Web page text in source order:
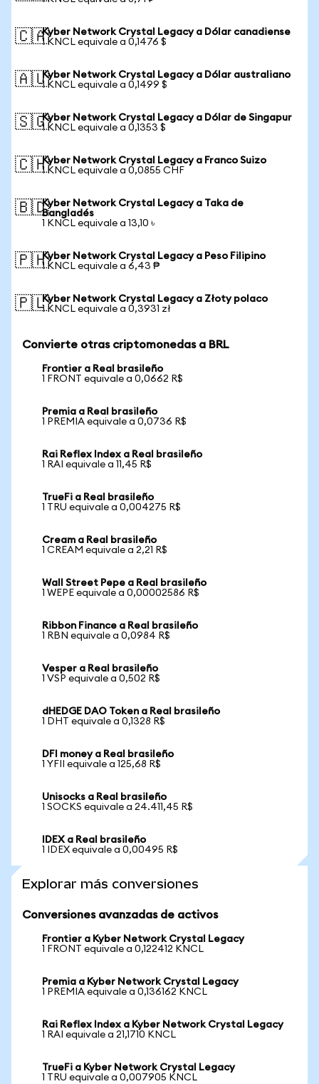
🇨🇦Kyber Network Crystal Legacy a Dólar canadiense
1 KNCL equivale a 0,1476 $
🇦🇺Kyber Network Crystal Legacy a Dólar australiano
1 KNCL equivale a 0,1499 $
🇸🇬Kyber Network Crystal Legacy a Dólar de Singapur
1 KNCL equivale a 0,1353 $
🇨🇭Kyber Network Crystal Legacy a Franco Suizo
1 KNCL equivale a 0,0855 CHF
🇧🇩Kyber Network Crystal Legacy a Taka de
Bangladés
1 KNCL equivale a 13,10 ৳
🇵🇭Kyber Network Crystal Legacy a Peso Filipino
1 KNCL equivale a 6,43 ₱
🇵🇱Kyber Network Crystal Legacy a Złoty polaco
1 KNCL equivale a 0,3931 zł
Convierte otras criptomonedas a BRL
Frontier a Real brasileño
1 FRONT equivale a 0,0662 R$
Premia a Real brasileño
1 PREMIA equivale a 0,0736 R$
Rai Reflex Index a Real brasileño
1 RAI equivale a 11,45 R$
TrueFi a Real brasileño
1 TRU equivale a 0,004275 R$
Cream a Real brasileño
1 CREAM equivale a 2,21 R$
Wall Street Pepe a Real brasileño
1 WEPE equivale a 0,00002586 R$
Ribbon Finance a Real brasileño
1 RBN equivale a 0,0984 R$
Vesper a Real brasileño
1 VSP equivale a 0,502 R$
dHEDGE DAO Token a Real brasileño
1 DHT equivale a 0,1328 R$
DFI money a Real brasileño
1 YFII equivale a 125,68 R$
Unisocks a Real brasileño
1 SOCKS equivale a 24.411,45 R$
IDEX a Real brasileño
1 IDEX equivale a 0,00495 R$
Explorar más conversiones
Conversiones avanzadas de activos
Frontier a Kyber Network Crystal Legacy
1 FRONT equivale a 0,122412 KNCL
Premia a Kyber Network Crystal Legacy
1 PREMIA equivale a 0,136162 KNCL
Rai Reflex Index a Kyber Network Crystal Legacy
1 RAI equivale a 21,1710 KNCL
TrueFi a Kyber Network Crystal Legacy
1 TRU equivale a 0,007905 KNCL